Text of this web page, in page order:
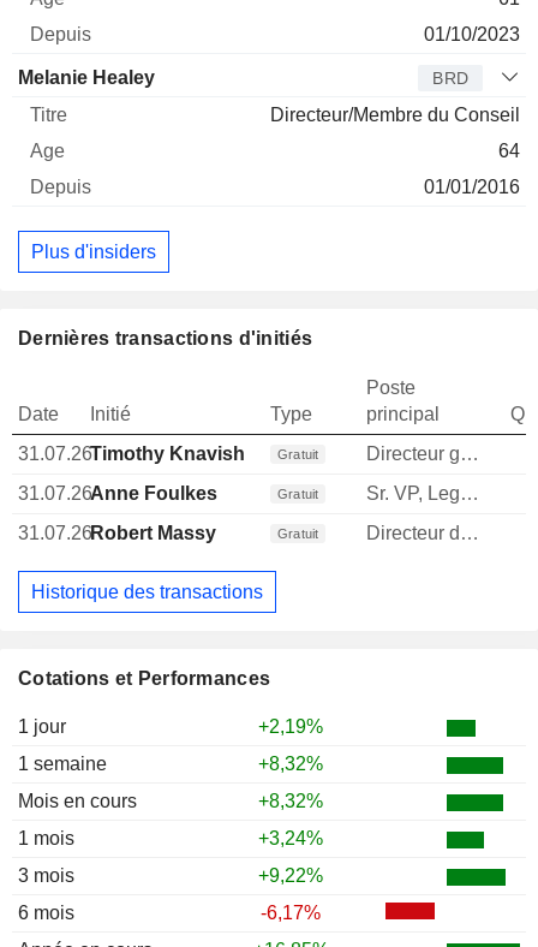
Cotations et Performances
1 jour
+2,19%
1 semaine
+8,32%
Mois en cours
+8,32%
1 mois
+3,24%
3 mois
+9,22%
6 mois
-6,17%
01/10/2023
Melanie Healey BRD
Directeur/Membre du Conseil
64
01/01/2016
Plus d'insiders
Dernières transactions d'initiés
Date Initié Type
Poste
principal
31.07.26Timothy Knavish Gratuit
Directeur general
31.07.26Anne Foulkes Gratuit
Sr. VP, Legal & Spl. Projects
31.07.26Robert Massy Gratuit Directeur des ressources humaines
Historique des transactions